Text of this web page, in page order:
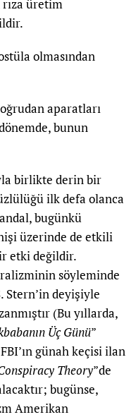
üretim
olmasından
aparatları
bunun
birlikte derin bir
ilk defa olanca
bugünkü
üzerinde de etkili
etki değildir.
söyleminde
Stern’in deyişiyle
(Bu yıllarda,
Üç Günü”
günah keçisi ilan
Theory”de
bugünse,
Amerikan